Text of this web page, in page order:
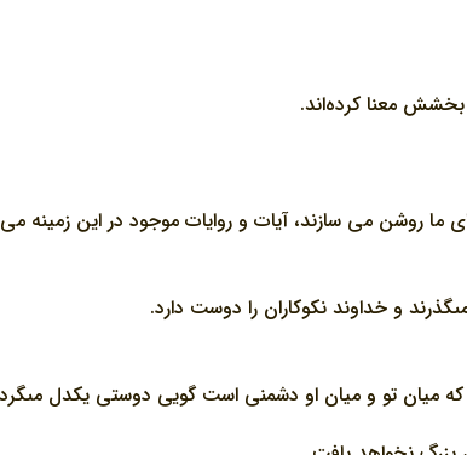
بخشش معنا کرده‌اند.
روشن مي سازند، آيات و روايات موجود در اين زمينه مي
و خداوند نكوكاران را دوست دارد.
ميان تو و ميان او دشمنى است گويى دوستى يكدل